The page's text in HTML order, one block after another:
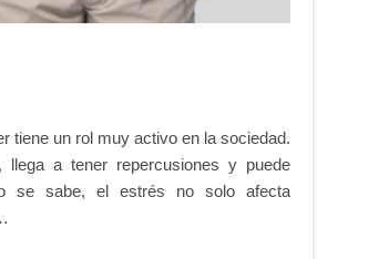
tiene un rol muy activo en la sociedad.
llega a tener repercusiones y puede
se sabe, el estrés no solo afecta